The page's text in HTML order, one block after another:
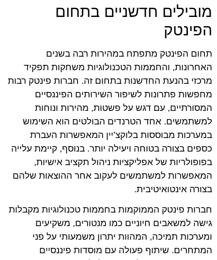
מובילים חדשניים בתחום
הפינטק
תחום הפינטק מתפתח במהירות רבה בשנים
האחרונות, והחממות הטכנולוגיות משחקות תפקיד
מרכזי בהנעת החדשנות בתחום זה. חברות פינטק רבות
מחפשות פתרונות לשיפור השירותים הפיננסיים
המסורתיים, עם דגש על פשטות, מהירות ונוחות
למשתמשים. אחד הטרנדים הבולטים הוא השימוש
במערכות מבוססות בלוקצ'יין המאפשרות העברת
כספים בצורה בטוחה ויעילה יותר. בנוסף, קיימת עלייה
בפופולריות של אפליקציות ניהול תקציב אישיות,
המאפשרות למשתמשים לעקוב אחר ההוצאות שלהם
בצורה אינטואיטיבית.
חברות פינטק הממוקמות בחממות טכנולוגיות מקבלות
גישה למשאבים חיוניים כמו מנטורים, משקיעים
ומערכות תמיכה, המהוות יתרון משמעותי על פני
המתחרים. שיתוף פעולה עם מוסדות פיננסיים